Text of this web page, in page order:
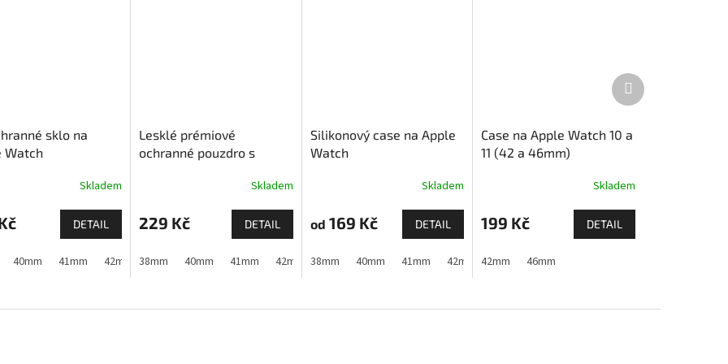
sklo na
Watch
Skladem
DETAIL
40mm 41mm 42mm (Apple Watch 1,2,3) 42mm (Apple Watch 10 a 11) 44mm 45mm 46mm 49mm
Lesklé prémiové
ochranné pouzdro s
Skladem
229 Kč DETAIL
38mm 40mm 41mm 42mm (Apple Watch 1,2,3) 44mm 45mm
Silikonový case na Apple
Watch
Skladem
od 169 Kč DETAIL
38mm 40mm 41mm 42mm (Apple Watch 1,2,3)
Case na Apple Watch 10 a
11 (42 a 46mm)
Skladem
199 Kč DETAIL
42mm 46mm
Další
produkt